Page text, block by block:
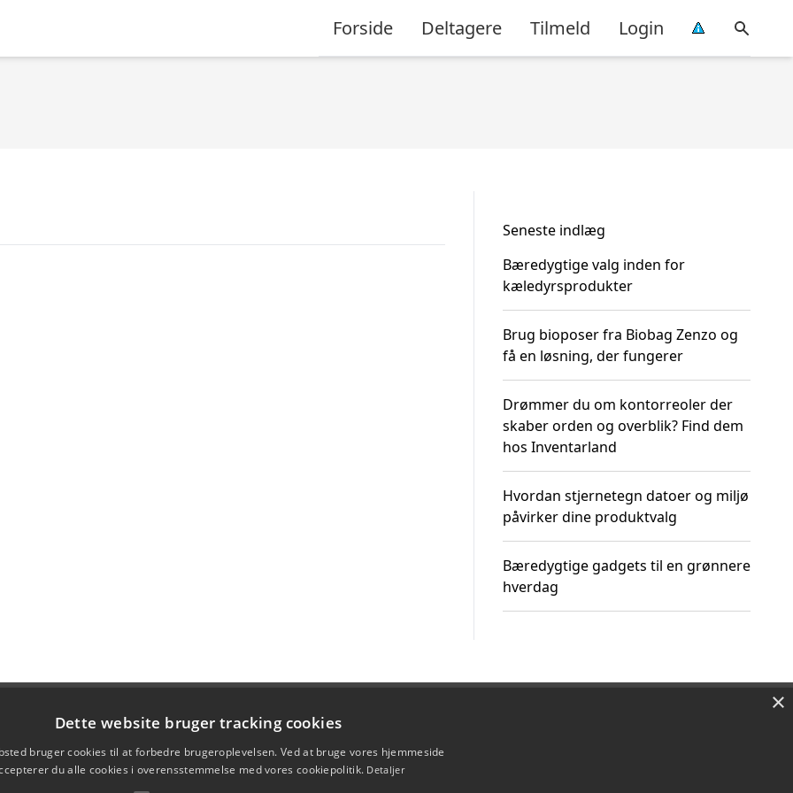
Forside Deltagere Tilmeld Login
Seneste indlæg
Bæredygtige valg inden for
kæledyrsprodukter
Brug bioposer fra Biobag Zenzo og
få en løsning, der fungerer
Drømmer du om kontorreoler der
skaber orden og overblik? Find dem
hos Inventarland
Hvordan stjernetegn datoer og miljø
påvirker dine produktvalg
Bæredygtige gadgets til en grønnere
hverdag
×
Dette website bruger tracking cookies
bruger cookies til at forbedre brugeroplevelsen. Ved at bruge vores hjemmeside
du alle cookies i overensstemmelse med vores cookiepolitik. Detaljer